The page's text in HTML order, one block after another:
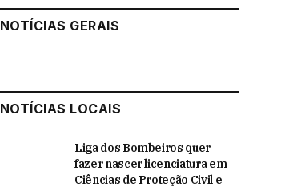
NOTÍCIAS GERAIS
NOTÍCIAS LOCAIS
Liga dos Bombeiros quer
fazer nascer licenciatura em
Ciências de Proteção Civil e